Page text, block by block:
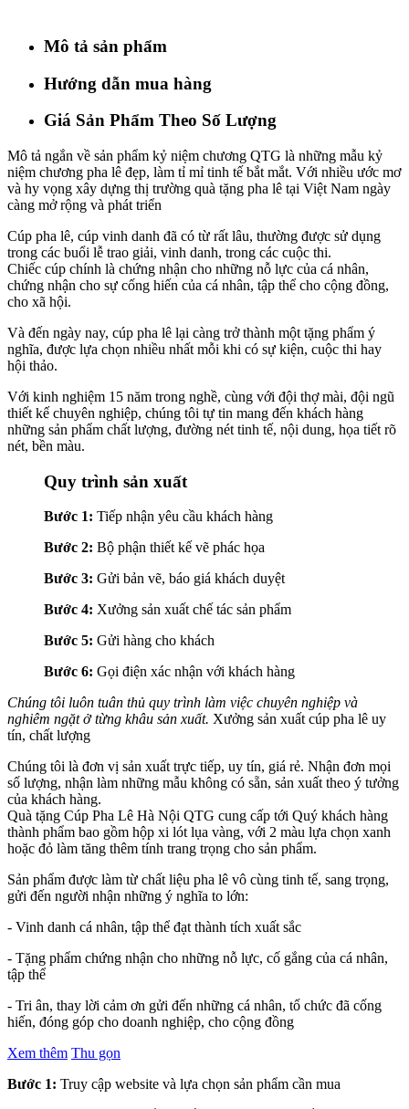
Mô tả sản phẩm
Hướng dẫn mua hàng
Giá Sản Phẩm Theo Số Lượng
Mô tả ngắn về sản phẩm kỷ niệm chương QTG là những mẫu kỷ
niệm chương pha lê đẹp, làm tỉ mỉ tinh tế bắt mắt. Với nhiều ước mơ
và hy vọng xây dựng thị trường quà tặng pha lê tại Việt Nam ngày
càng mở rộng và phát triển
Cúp pha lê, cúp vinh danh đã có từ rất lâu, thường được sử dụng
trong các buổi lễ trao giải, vinh danh, trong các cuộc thi.
Chiếc cúp chính là chứng nhận cho những nỗ lực của cá nhân,
chứng nhận cho sự cống hiến của cá nhân, tập thể cho cộng đồng,
cho xã hội.
Và đến ngày nay, cúp pha lê lại càng trở thành một tặng phẩm ý
nghĩa, được lựa chọn nhiều nhất mỗi khi có sự kiện, cuộc thi hay
hội thảo.
Với kinh nghiệm 15 năm trong nghề, cùng với đội thợ mài, đội ngũ
thiết kế chuyên nghiệp, chúng tôi tự tin mang đến khách hàng
những sản phẩm chất lượng, đường nét tinh tế, nội dung, họa tiết rõ
nét, bền màu.
Quy trình sản xuất
Bước 1: Tiếp nhận yêu cầu khách hàng
Bước 2: Bộ phận thiết kế vẽ phác họa
Bước 3: Gửi bản vẽ, báo giá khách duyệt
Bước 4: Xưởng sản xuất chế tác sản phẩm
Bước 5: Gửi hàng cho khách
Bước 6: Gọi điện xác nhận với khách hàng
Chúng tôi luôn tuân thủ quy trình làm việc chuyên nghiệp và
nghiêm ngặt ở từng khâu sản xuất. Xưởng sản xuất cúp pha lê uy
tín, chất lượng
Chúng tôi là đơn vị sản xuất trực tiếp, uy tín, giá rẻ. Nhận đơn mọi
số lượng, nhận làm những mẫu không có sẵn, sản xuất theo ý tưởng
của khách hàng.
Quà tặng Cúp Pha Lê Hà Nội QTG cung cấp tới Quý khách hàng
thành phẩm bao gồm hộp xi lót lụa vàng, với 2 màu lựa chọn xanh
hoặc đỏ làm tăng thêm tính trang trọng cho sản phẩm.
Sản phẩm được làm từ chất liệu pha lê vô cùng tinh tế, sang trọng,
gửi đến người nhận những ý nghĩa to lớn:
- Vinh danh cá nhân, tập thể đạt thành tích xuất sắc
- Tặng phẩm chứng nhận cho những nỗ lực, cố gắng của cá nhân,
tập thể
- Tri ân, thay lời cảm ơn gửi đến những cá nhân, tổ chức đã cống
hiến, đóng góp cho doanh nghiệp, cho cộng đồng
Xem thêm Thu gọn
Bước 1: Truy cập website và lựa chọn sản phẩm cần mua